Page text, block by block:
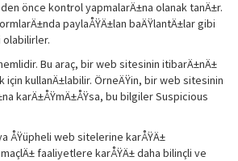
önce kontrol yapmalarÄ±na olanak tanÄ±r.
paylaÅŸÄ±lan baÄŸlantÄ±lar gibi
Bu araç, bir web sitesinin itibarÄ±nÄ±
kullanÄ±labilir. ÖrneÄŸin, bir web sitesinin
karÄ±ÅŸmÄ±ÅŸsa, bu bilgiler Suspicious
ÅŸüpheli web sitelerine karÅŸÄ±
faaliyetlere karÅŸÄ± daha bilinçli ve